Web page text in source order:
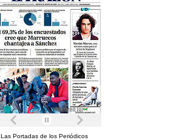
Las Portadas de los Periódicos